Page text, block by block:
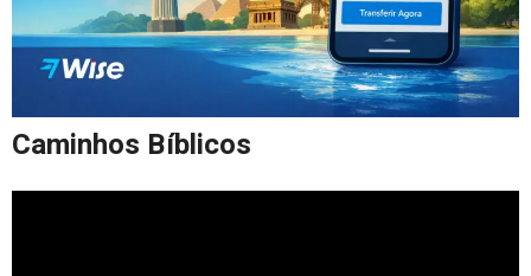
Caminhos Bíblicos